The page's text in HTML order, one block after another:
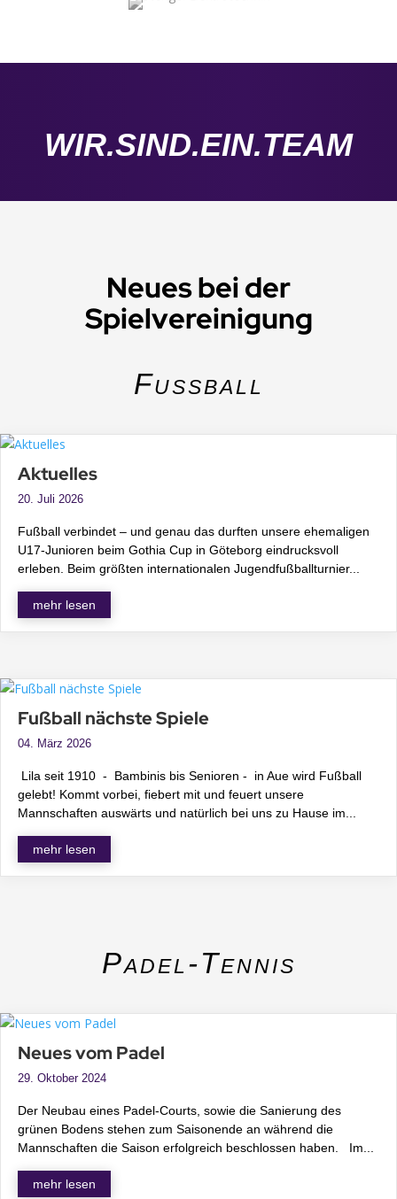
WIR.SIND.EIN.TEAM
Neues bei der
Spielvereinigung
Fussball
Aktuelles
20. Juli 2026
Fußball verbindet – und genau das durften unsere ehemaligen
U17-Junioren beim Gothia Cup in Göteborg eindrucksvoll
erleben. Beim größten internationalen Jugendfußballturnier...
mehr lesen
Fußball nächste Spiele
04. März 2026
Lila seit 1910 - Bambinis bis Senioren - in Aue wird Fußball
gelebt! Kommt vorbei, fiebert mit und feuert unsere
Mannschaften auswärts und natürlich bei uns zu Hause im...
mehr lesen
Padel-Tennis
Neues vom Padel
29. Oktober 2024
Der Neubau eines Padel-Courts, sowie die Sanierung des
grünen Bodens stehen zum Saisonende an während die
Mannschaften die Saison erfolgreich beschlossen haben. Im...
mehr lesen